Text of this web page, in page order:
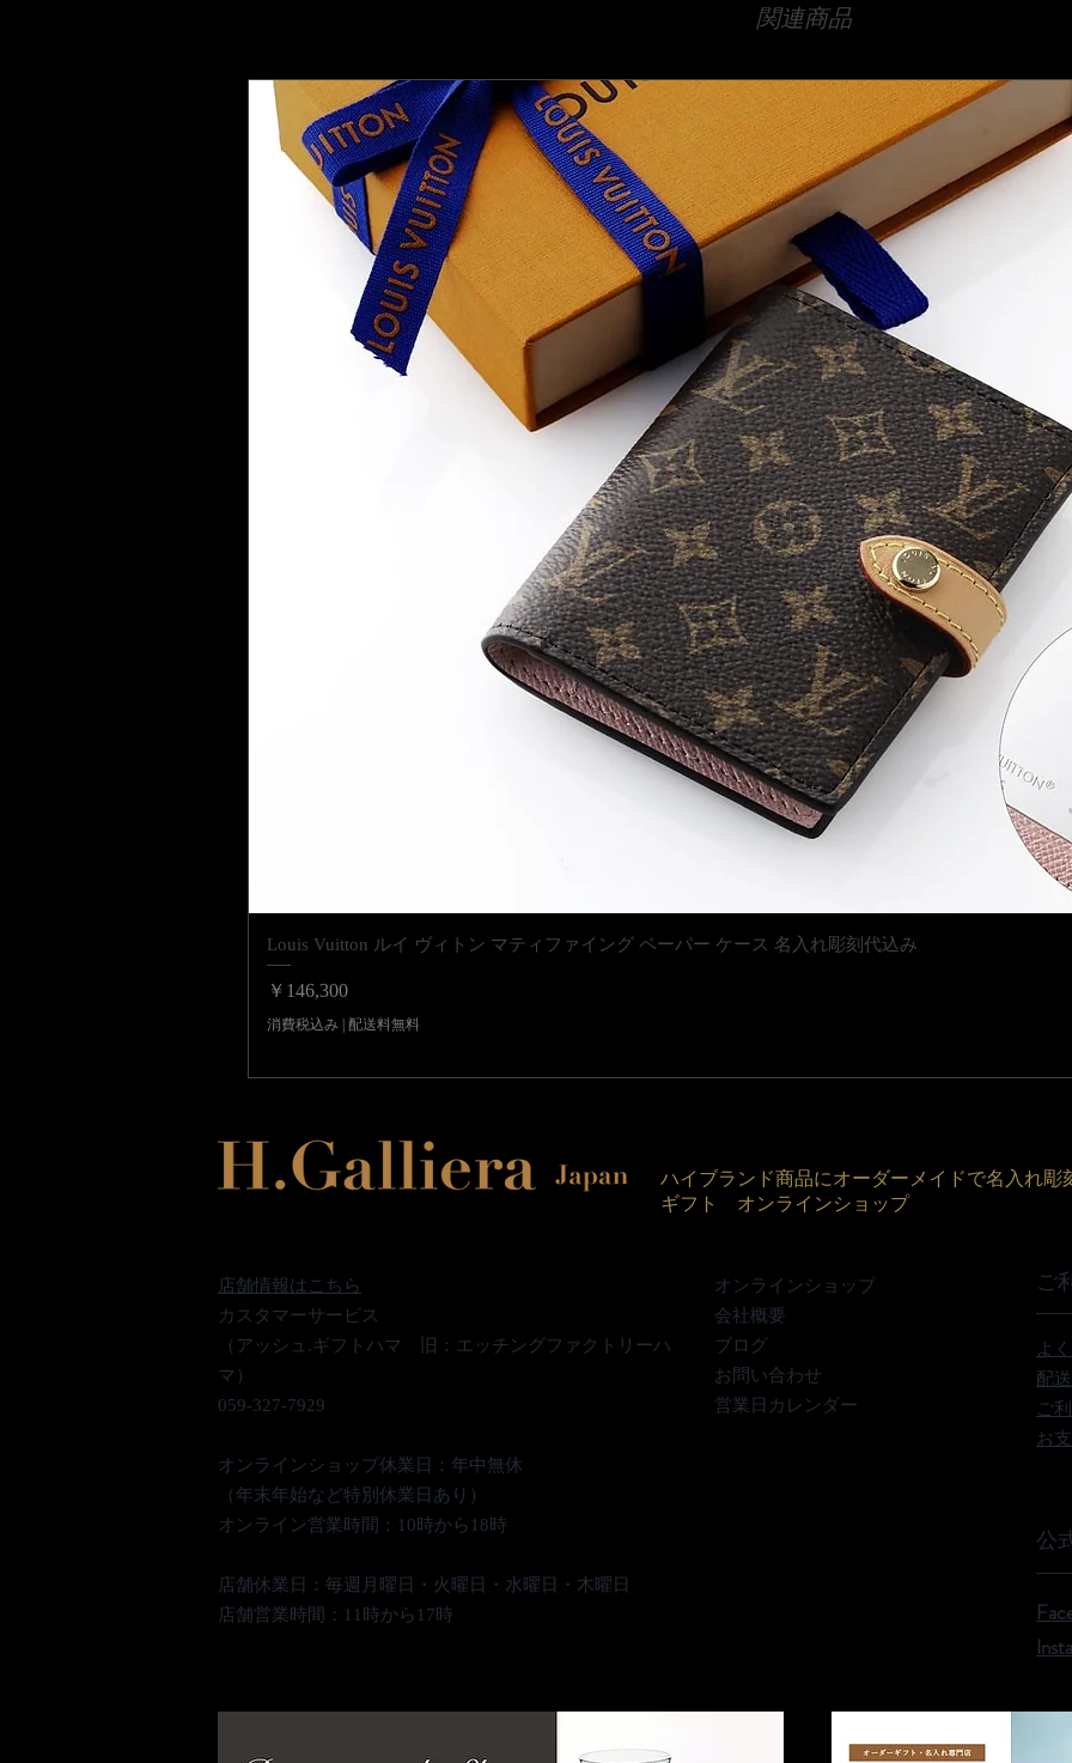
関連商品
クイックビュー
Louis Vuitton ルイ ヴィトン マティファイング ペーパー ケース 名入れ彫刻代込み
価格
￥146,300
消費税込み | 配送料無料
ハイブランド商品にオーダーメイドで名入れ彫
ギフト オンラインショップ
店舗情報はこちら
カスタマーサービス
（アッシュ.ギフトハマ 旧：エッチングファクトリーハ
マ）
059-327-7929
オンラインショップ休業日：年中無休
（年末年始など特別休業日あり）
オンライン営業時間：10時から18時
​店舗休業日：毎週月曜日・火曜日・水曜日・木曜日
​店舗営業時間：11時から17時
オンラインショップ
会社概要
ブログ
お問い合わせ
営業日カレンダー
ご
よ
配
ご
お
公